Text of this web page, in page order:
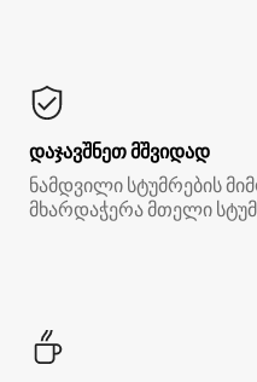
დაჯავშნეთ მშვიდად
ნამდვილი სტუმრების
მხარდაჭერა მთელი